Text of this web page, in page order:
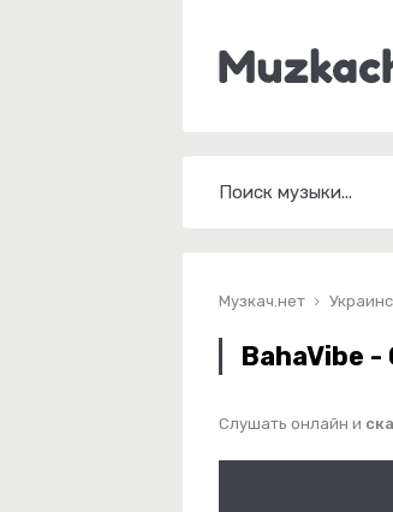
Музкач.нет
BahaVibe
Слушать онлайн и